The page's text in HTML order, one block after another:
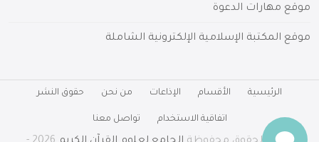
موقع مهارات الدعوة
موقع المكتبة الإسلامية الإلكترونية الشاملة
الرئيسية الأقسام الإذاعات من نحن حقوق النشر
اتفاقية الاستخدام تواصل معنا